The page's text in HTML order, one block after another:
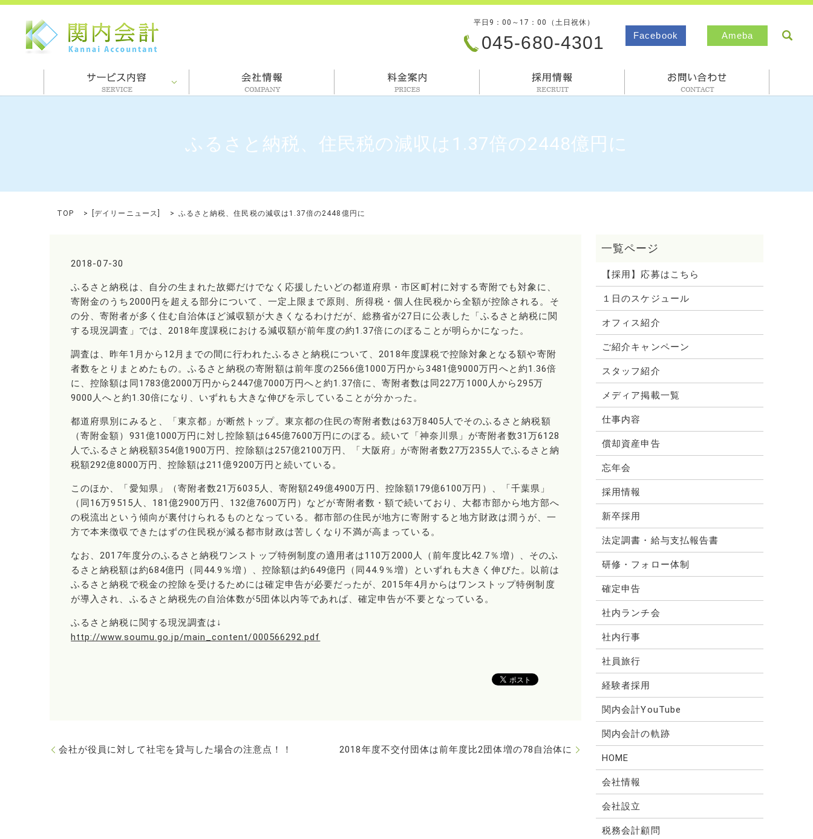
平日9：00～17：00（土日祝休）
045-680-4301 Facebook Ameba
ふるさと納税、住民税の減収は1.37倍の2448億円に
TOP [デイリーニュース ふるさと納税、住民税の減収は1.37倍の2448億円に
2018-07-30
ふるさと納税は、自分の生まれた故郷だけでなく応援したいどの都道府県・市区町村に対する寄附でも対象に、
寄附金のうち2000円を超える部分について、一定上限まで原則、所得税・個人住民税から全額が控除される。そ
の分、寄附者が多く住む自治体ほど減収額が大きくなるわけだが、総務省が27日に公表した「ふるさと納税に関
する現況調査」では、2018年度課税における減収額が前年度の約1.37倍にのぼることが明らかになった。
調査は、昨年1月から12月までの間に行われたふるさと納税について、2018年度課税で控除対象となる額や寄附
者数をとりまとめたもの。ふるさと納税の寄附額は前年度の2566億1000万円から3481億9000万円へと約1.36倍
に、控除額は同1783億2000万円から2447億7000万円へと約1.37倍に、寄附者数は同227万1000人から295万
9000人へと約1.30倍になり、いずれも大きな伸びを示していることが分かった。
都道府県別にみると、「東京都」が断然トップ。東京都の住民の寄附者数は63万8405人でそのふるさと納税額
（寄附金額）931億1000万円に対し控除額は645億7600万円にのぼる。続いて「神奈川県」が寄附者数31万6128
人でふるさと納税額354億1900万円、控除額は257億2100万円、「大阪府」が寄附者数27万2355人でふるさと納
税額292億8000万円、控除額は211億9200万円と続いている。
このほか、「愛知県」（寄附者数21万6035人、寄附額249億4900万円、控除額179億6100万円）、「千葉県」
（同16万9515人、181億2900万円、132億7600万円）などが寄附者数・額で続いており、大都市部から地方部へ
の税流出という傾向が裏付けられるものとなっている。都市部の住民が地方に寄附すると地方財政は潤うが、一
方で本来徴収できたはずの住民税が減る都市財政は苦しくなり不満が高まっている。
なお、2017年度分のふるさと納税ワンストップ特例制度の適用者は110万2000人（前年度比42.7％増）、そのふ
るさと納税額は約684億円（同44.9％増）、控除額は約649億円（同44.9％増）といずれも大きく伸びた。以前は
ふるさと納税で税金の控除を受けるためには確定申告が必要だったが、2015年4月からはワンストップ特例制度
が導入され、ふるさと納税先の自治体数が5団体以内等であれば、確定申告が不要となっている。
ふるさと納税に関する現況調査は↓
http://www.soumu.go.jp/main_content/000566292.pdf
会社が役員に対して社宅を貸与した場合の注意点！！ 2018年度不交付団体は前年度比2団体増の78自治体に
【採用】応募はこちら
１日のスケジュール
オフィス紹介
ご紹介キャンペーン
スタッフ紹介
メディア掲載一覧
仕事内容
償却資産申告
忘年会
採用情報
新卒採用
法定調書・給与支払報告書
研修・フォロー体制
確定申告
社内ランチ会
社内行事
社員旅行
経験者採用
関内会計YouTube
関内会計の軌跡
HOME
会社情報
会社設立
税務会計顧問